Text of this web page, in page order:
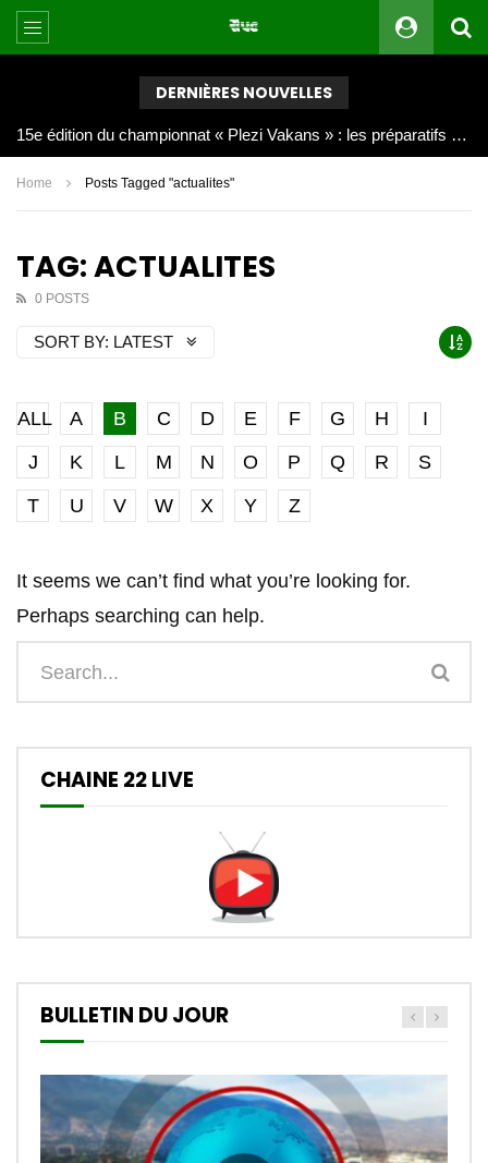
DERNIÈRES NOUVELLES
Joy Clerf Derisier, sur les traces de son père : évangéliser par la musique
Home Posts Tagged "actualites"
TAG: ACTUALITES
0 POSTS
SORT BY: LATEST
ALL A B C D E F G H
I
J
K L M N O P Q R
S
T
U V W X Y Z
It seems we can’t find what you’re looking for.
Perhaps searching can help.
CHAINE 22 LIVE
BULLETIN DU JOUR